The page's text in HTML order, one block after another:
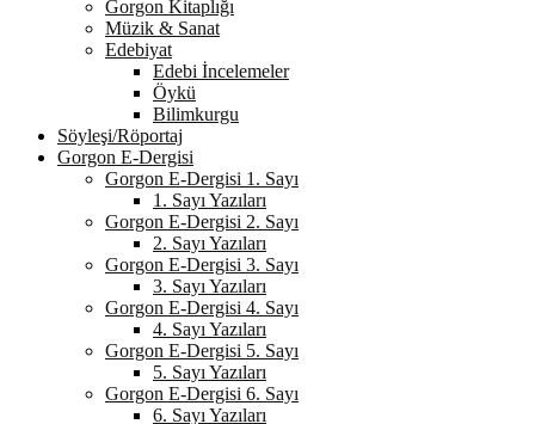
Gorgon Kitaplığı
Müzik & Sanat
Edebiyat
Edebi İncelemeler
Öykü
Bilimkurgu
Söyleşi/Röportaj
Gorgon E-Dergisi
Gorgon E-Dergisi 1. Sayı
1. Sayı Yazıları
Gorgon E-Dergisi 2. Sayı
2. Sayı Yazıları
Gorgon E-Dergisi 3. Sayı
3. Sayı Yazıları
Gorgon E-Dergisi 4. Sayı
4. Sayı Yazıları
Gorgon E-Dergisi 5. Sayı
5. Sayı Yazıları
Gorgon E-Dergisi 6. Sayı
6. Sayı Yazıları